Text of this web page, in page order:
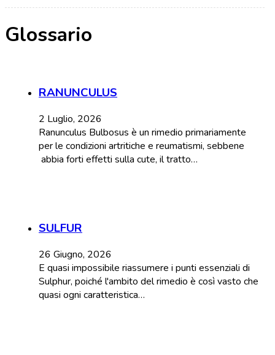
Glossario
RANUNCULUS
2 Luglio, 2026
Ranunculus Bulbosus è un rimedio primariamente
per le condizioni artritiche e reumatismi, sebbene
abbia forti effetti sulla cute, il tratto…
SULFUR
26 Giugno, 2026
E quasi impossibile riassumere i punti essenziali di
Sulphur, poiché l'ambito del rimedio è così vasto che
quasi ogni caratteristica…